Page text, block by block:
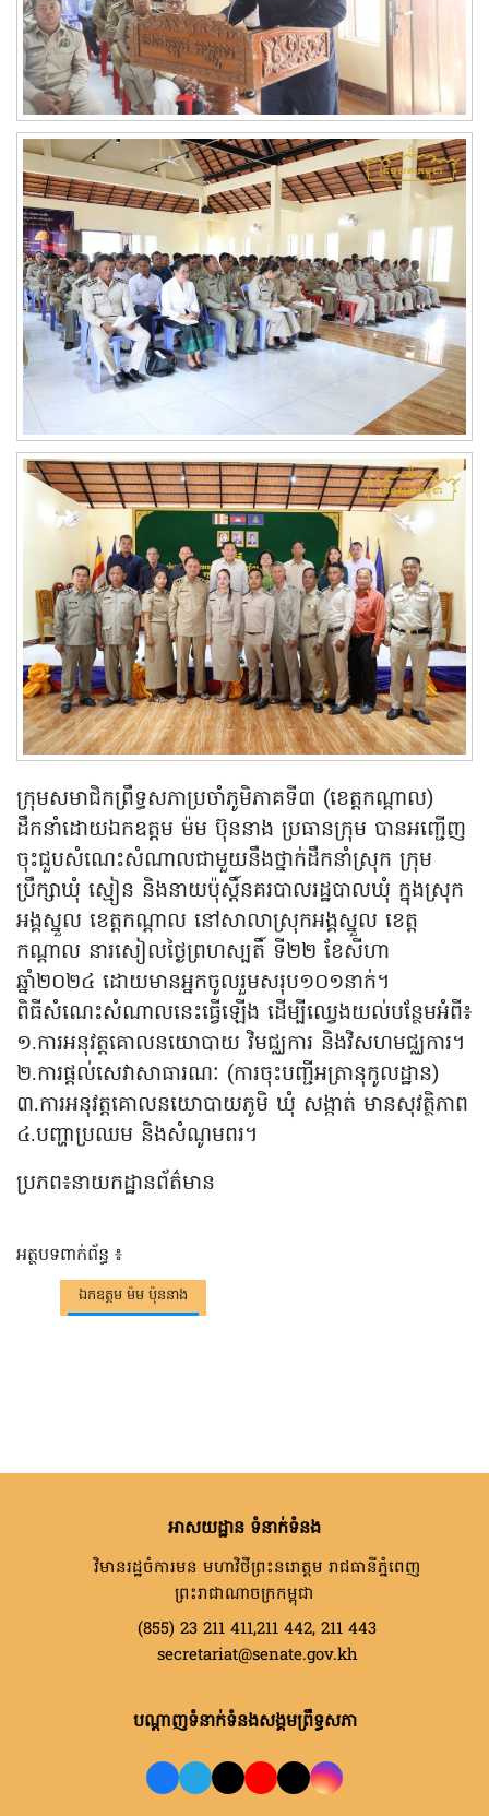
ក្រុមសមាជិកព្រឹទ្ធសភាប្រចាំភូមិភាគទី៣ (ខេត្តកណ្តាល)
ដឹកនាំដោយឯកឧត្តម ម៉ម ប៊ុននាង ប្រធានក្រុម បានអញ្ជើញ
ចុះជួបសំណេះសំណាលជាមួយនឹងថ្នាក់ដឹកនាំស្រុក ក្រុម
ប្រឹក្សាឃុំ ស្មៀន និងនាយប៉ុស្តិ៍នគរបាលរដ្ឋបាលឃុំ ក្នុងស្រុក
អង្គស្នួល ខេត្តកណ្តាល នៅសាលាស្រុកអង្គស្នួល ខេត្ត
កណ្តាល នារសៀលថ្ងៃព្រហស្បតិ៍ ទី២២ ខែសីហា
ឆ្នាំ២០២៤ ដោយមានអ្នកចូលរួមសរុប១០១នាក់។
ពិធីសំណេះសំណាលនេះធ្វើឡើង ដើម្បីឈ្វេងយល់បន្ថែមអំពី៖
១.ការអនុវត្តគោលនយោបាយ វិមជ្ឈការ និងវិសហមជ្ឈការ។
២.ការផ្តល់សេវាសាធារណៈ (ការចុះបញ្ជីអត្រានុកូលដ្ឋាន)
៣.ការអនុវត្តគោលនយោបាយភូមិ ឃុំ សង្កាត់ មានសុវត្ថិភាព
៤.បញ្ហាប្រឈម និងសំណូមពរ។
ប្រភព៖នាយកដ្ឋានព័ត៌មាន
អត្ថបទពាក់ព័ន្ធ ៖
ឯកឧត្តម ម៉ម ប៉ុននាង
អាសយដ្ឋាន ទំនាក់ទំនង
វិមានរដ្ឋចំការមន មហាវិថីព្រះនរោត្តម រាជធានីភ្នំពេញ
ព្រះរាជាណាចក្រកម្ពុជា
(855) 23 211 411,211 442, 211 443
secretariat@senate.gov.kh
បណ្តាញទំនាក់ទំនងសង្គមព្រឹទ្ធសភា